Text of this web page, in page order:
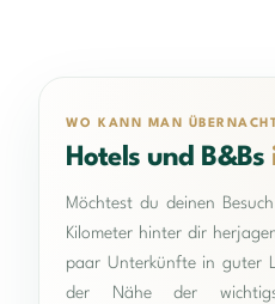
WO KANN MAN
Hotels und B&Bs
Möchtest du deinen
Kilometer hinter dir
paar Unterkünfte in guter
der Nähe der